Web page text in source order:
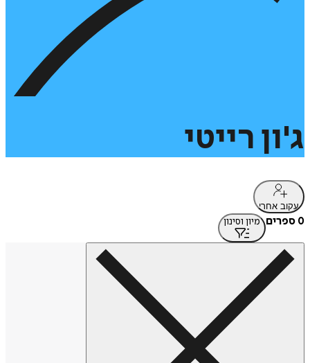
ג'ון רייטי
עקוב אחרי
0 ספרים מיון וסינון